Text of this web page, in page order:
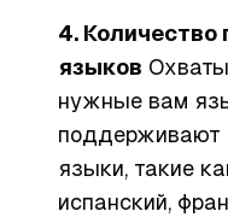
4.
языков
нужные вам
поддерживают
языки, такие
испанский,